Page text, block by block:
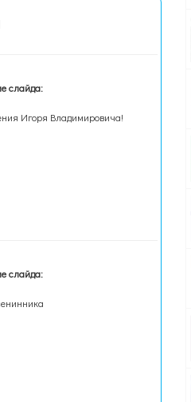
слайда:
Игоря Владимировича!
слайда: